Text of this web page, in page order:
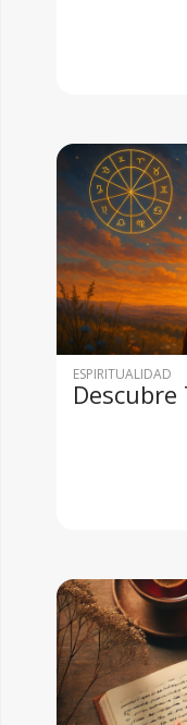
ESPIRITUALIDAD